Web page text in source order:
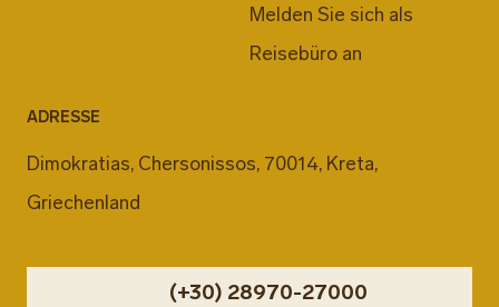
Melden Sie sich als
Reisebüro an
ADRESSE
Dimokratias, Chersonissos, 70014, Kreta,
Griechenland
(+30) 28970-27000